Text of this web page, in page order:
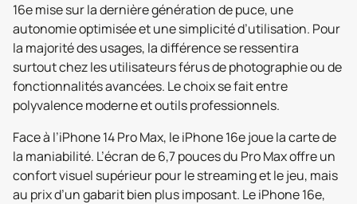
16e mise sur la dernière génération de puce, une
autonomie optimisée et une simplicité d’utilisation. Pour
la majorité des usages, la différence se ressentira
surtout chez les utilisateurs férus de photographie ou de
fonctionnalités avancées. Le choix se fait entre
polyvalence moderne et outils professionnels.
Face à l’iPhone 14 Pro Max, le iPhone 16e joue la carte de
la maniabilité. L’écran de 6,7 pouces du Pro Max offre un
confort visuel supérieur pour le streaming et le jeu, mais
au prix d’un gabarit bien plus imposant. Le iPhone 16e,